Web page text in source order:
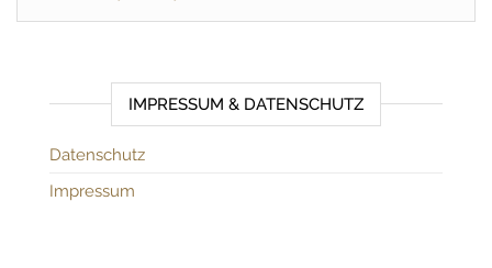
IMPRESSUM & DATENSCHUTZ
Datenschutz
Impressum